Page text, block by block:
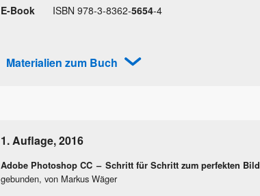
E-Book
ISBN 978-3-8362-5654-4
Materialien zum Buch
1. Auflage,2016
Adobe Photoshop CC – Schritt für Schritt zum perfekten Bild
gebunden, von Markus Wäger